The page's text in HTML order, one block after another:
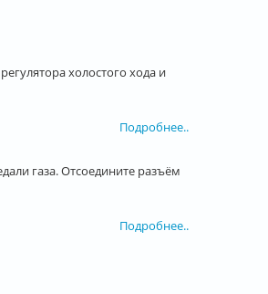
холостого хода и
Подробнее..
газа. Отсоедините разъём
Подробнее..